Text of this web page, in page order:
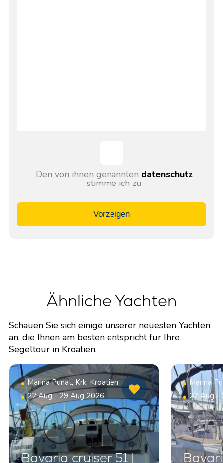
Den von ihnen genannten datenschutz
stimme ich zu
Vorzeigen
Ähnliche Yachten
Schauen Sie sich einige unserer neuesten Yachten
an, die Ihnen am besten entspricht für Ihre
Segeltour in Kroatien.
Marina Punat, Krk, Kroatien
22 Aug - 29 Aug 2026
Bavaria cruiser 51 |
Marina
22 Aug -